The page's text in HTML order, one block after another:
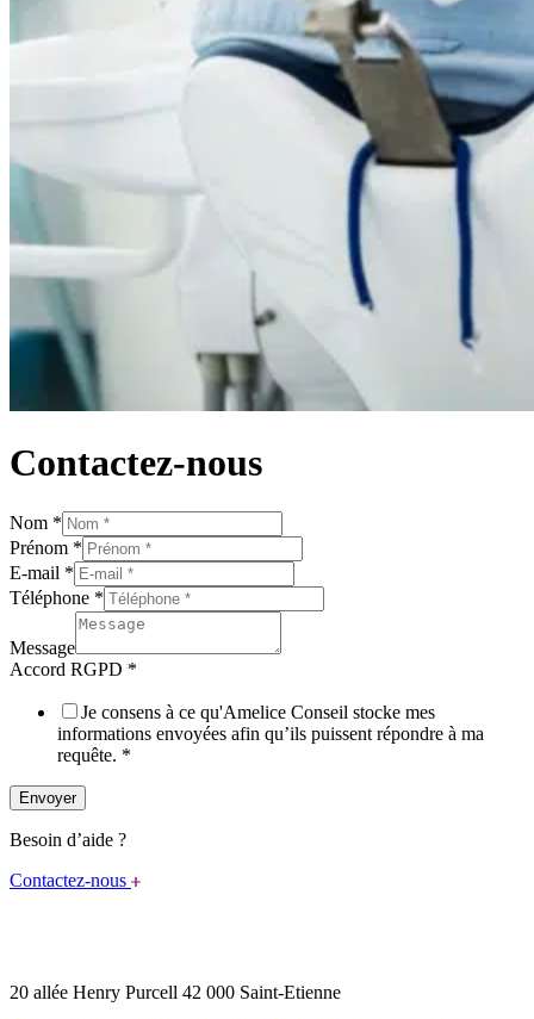
Contactez-nous
Nom *
Nom
E-
mail
RGPD
Prénom *
E-mail *
Téléphone *
Message
Accord RGPD *
Je consens à ce qu'Amelice Conseil stocke mes
informations envoyées afin qu’ils puissent répondre à ma
requête. *
Envoyer
Besoin d’aide ?
Contactez-nous
20 allée Henry Purcell 42 000 Saint-Etienne